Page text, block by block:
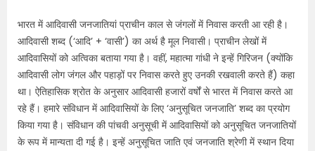
भारत में आदिवासी जनजातियां प्राचीन काल से जंगलों में निवास करती आ रही है।
आदिवासी शब्द (‘आदि’ + ‘वासी’) का अर्थ है मूल निवासी। प्राचीन लेखों में
आदिवासियों को अत्विका बताया गया है। वहीं, महात्मा गांधी ने इन्हें गिरिजन (क्योंकि
आदिवासी लोग जंगल और पहाड़ों पर निवास करते हुए उनकी रखवाली करते हैं) कहा
था। ऐतिहासिक श्रोत के अनुसार आदिवासी हजारों वर्षों से भारत में निवास करते आ
रहे हैं। हमारे संविधान में आदिवासियों के लिए ‘अनुसूचित जनजाति’ शब्द का प्रयोग
किया गया है। संविधान की पांचवी अनुसूची में आदिवासियों को अनुसूचित जनजातियों
के रूप में मान्यता दी गई है। इन्हें अनुसूचित जाति एवं जनजाति श्रेणी में स्थान दिया